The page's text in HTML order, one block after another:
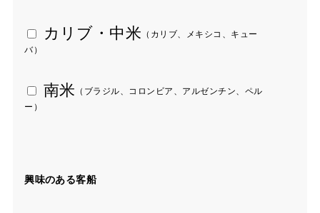
カリブ・中米 （カリブ、メキシコ、キュー
バ）
南米 （ブラジル、コロンビア、アルゼンチン、ペル
ー）
興味のある客船